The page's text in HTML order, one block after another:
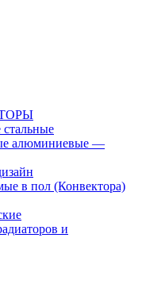
алюминиевые —
в пол (Конвектора)
и